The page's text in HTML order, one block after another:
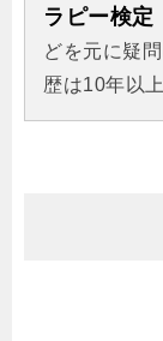
ラピー検定
どを元に疑
歴は10年以上